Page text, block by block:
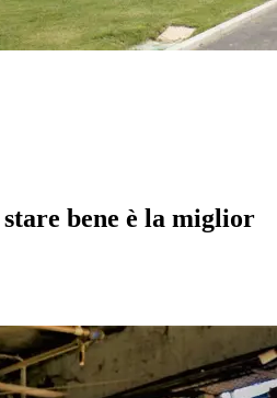
bene è la miglior